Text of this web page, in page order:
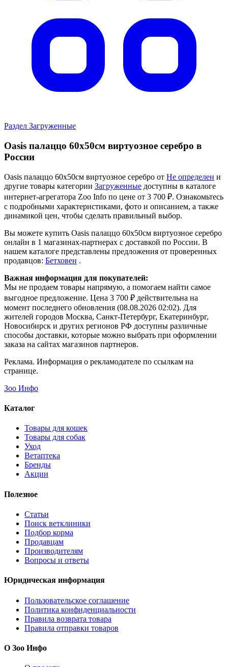
Раздел Загруженные
Oasis палаццо 60х50см виртуозное серебро в
России
Oasis палаццо 60х50см виртуозное серебро от Не определен и
другие товары категории Загруженные доступны в каталоге
интернет-агрегатора Zoo Info по цене от 3 700 ₽. Ознакомьтесь
с подробными характеристиками, фото и описанием, а также
динамикой цен, чтобы сделать правильный выбор.
Вы можете купить Oasis палаццо 60х50см виртуозное серебро
онлайн в 1 магазинах-партнерах с доставкой по России. В
нашем каталоге представлены предложения от проверенных
продавцов: Бетховен .
Важная информация для покупателей:
Мы не продаем товары напрямую, а помогаем найти самое
выгодное предложение. Цена 3 700 ₽ действительна на
момент последнего обновления (08.08.2026 02:02). Для
жителей городов Москва, Санкт-Петербург, Екатеринбург,
Новосибирск и других регионов РФ доступны различные
способы доставки, которые можно выбрать при оформлении
заказа на сайтах магазинов партнеров.
Реклама. Информация о рекламодателе по ссылкам на
странице.
Зоо Инфо
Каталог
Товары для кошек
Товары для собак
Уход
Ветаптека
Бренды
Акции
Полезное
Статьи
Поиск ветклиники
Подбор корма
Продавцам
Производителям
Вопросы и ответы
Юридическая информация
Пользовательское соглашение
Политика конфиденциальности
Правила возврата товара
Правила отправки товаров
О Зоо Инфо